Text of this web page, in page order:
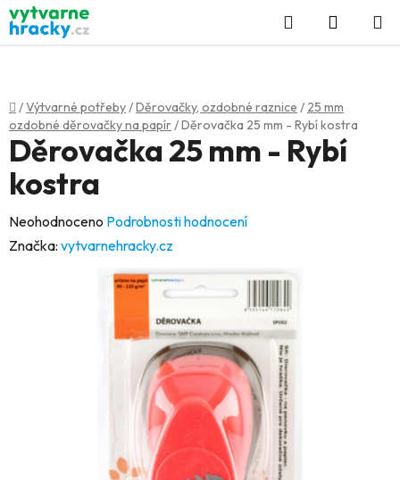
Přejít
na
obsah
Hledat
KOŠÍK
Domů
/Výtvarné potřeby/Děrovačky, ozdobné raznice / 25 mm
ozdobné děrovačky na papír/Děrovačka 25 mm - Rybí kostra
Děrovačka 25 mm - Rybí
kostra
Průměrné
hodnocení
Neohodnoceno Podrobnosti hodnocení
Značka: vytvarnehracky.cz